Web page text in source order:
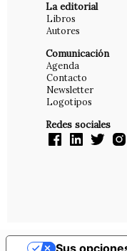
La editorial
Libros
Autores
Comunicación
Agenda
Contacto
Newsletter
Logotipos
Redes sociales